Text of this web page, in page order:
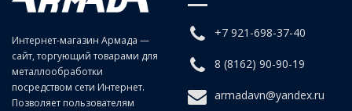
Интернет-магазин Армада —
сайт, торгующий товарами для
металлообработки
посредством сети Интернет.
Позволяет пользователям
+7 921-698-37-40
8 (8162) 90-90-19
armadavn@yandex.ru